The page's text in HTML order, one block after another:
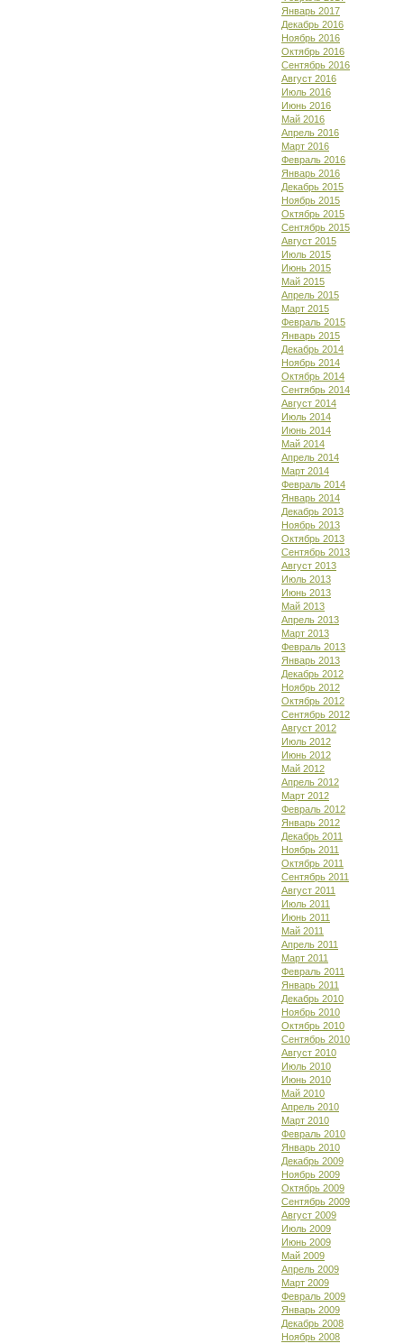
Январь 2017
Декабрь 2016
Ноябрь 2016
Октябрь 2016
Сентябрь 2016
Август 2016
Июль 2016
Июнь 2016
Май 2016
Апрель 2016
Март 2016
Февраль 2016
Январь 2016
Декабрь 2015
Ноябрь 2015
Октябрь 2015
Сентябрь 2015
Август 2015
Июль 2015
Июнь 2015
Май 2015
Апрель 2015
Март 2015
Февраль 2015
Январь 2015
Декабрь 2014
Ноябрь 2014
Октябрь 2014
Сентябрь 2014
Август 2014
Июль 2014
Июнь 2014
Май 2014
Апрель 2014
Март 2014
Февраль 2014
Январь 2014
Декабрь 2013
Ноябрь 2013
Октябрь 2013
Сентябрь 2013
Август 2013
Июль 2013
Июнь 2013
Май 2013
Апрель 2013
Март 2013
Февраль 2013
Январь 2013
Декабрь 2012
Ноябрь 2012
Октябрь 2012
Сентябрь 2012
Август 2012
Июль 2012
Июнь 2012
Май 2012
Апрель 2012
Март 2012
Февраль 2012
Январь 2012
Декабрь 2011
Ноябрь 2011
Октябрь 2011
Сентябрь 2011
Август 2011
Июль 2011
Июнь 2011
Май 2011
Апрель 2011
Март 2011
Февраль 2011
Январь 2011
Декабрь 2010
Ноябрь 2010
Октябрь 2010
Сентябрь 2010
Август 2010
Июль 2010
Июнь 2010
Май 2010
Апрель 2010
Март 2010
Февраль 2010
Январь 2010
Декабрь 2009
Ноябрь 2009
Октябрь 2009
Сентябрь 2009
Август 2009
Июль 2009
Июнь 2009
Май 2009
Апрель 2009
Март 2009
Февраль 2009
Январь 2009
Декабрь 2008
Ноябрь 2008